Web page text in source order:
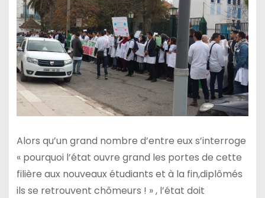
Alors qu’un grand nombre d’entre eux s’interroge
« pourquoi l’état ouvre grand les portes de cette
filière aux nouveaux étudiants et à la fin,diplômés
ils se retrouvent chômeurs ! » , l’état doit